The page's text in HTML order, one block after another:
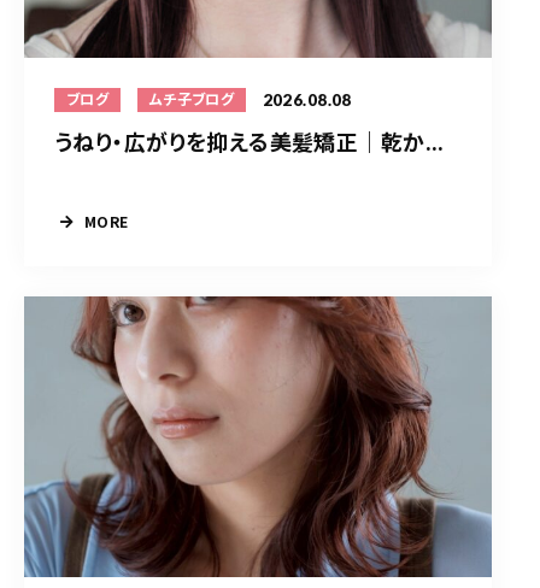
ブログ ムチ子ブログ 2026.08.08
うねり・広がりを抑える美髪矯正｜乾か...
MORE